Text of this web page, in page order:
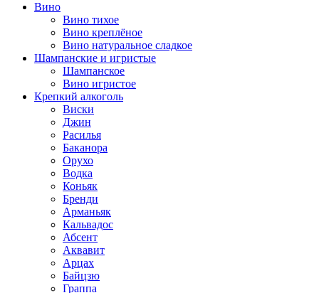
Вино
Вино тихое
Вино креплёное
Вино натуральное сладкое
Шампанские и игристые
Шампанское
Вино игристое
Крепкий алкоголь
Виски
Джин
Расилья
Баканора
Орухо
Водка
Коньяк
Бренди
Арманьяк
Кальвадос
Абсент
Аквавит
Арцах
Байцзю
Граппа